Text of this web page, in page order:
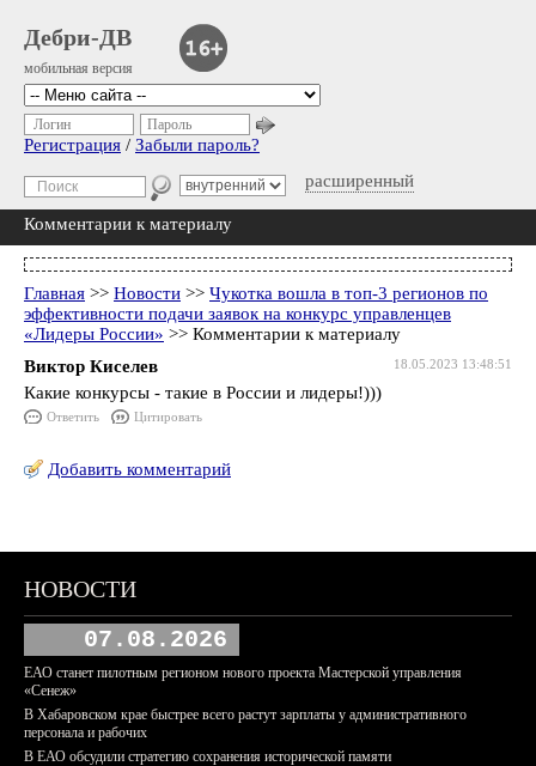
Дебри-ДВ
мобильная версия
расширенный
Логин Пароль
Регистрация / Забыли пароль?
Комментарии к материалу
Главная >> Новости >> Чукотка вошла в топ-3 регионов по
эффективности подачи заявок на конкурс управленцев
«Лидеры России» >> Комментарии к материалу
18.05.2023 13:48:51
Виктор Киселев
Какие конкурсы - такие в России и лидеры!)))
Ответить Цитировать
Добавить комментарий
НОВОСТИ
07.08.2026
ЕАО станет пилотным регионом нового проекта Мастерской управления
«Сенеж»
В Хабаровском крае быстрее всего растут зарплаты у административного
персонала и рабочих
В ЕАО обсудили стратегию сохранения исторической памяти